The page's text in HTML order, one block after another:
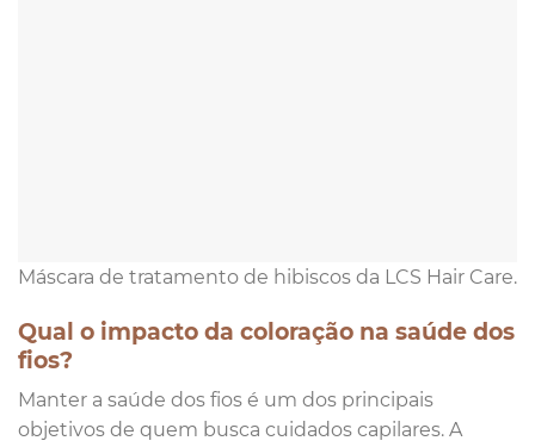
Máscara de tratamento de hibiscos da LCS Hair Care.
Qual o impacto da coloração na saúde dos
fios?
Manter a saúde dos fios é um dos principais
objetivos de quem busca cuidados capilares. A